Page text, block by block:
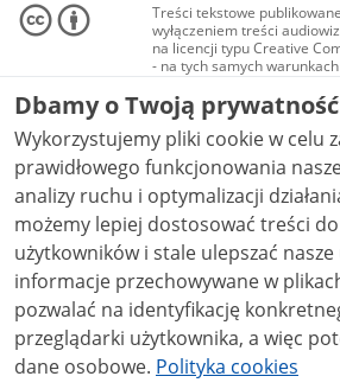
Treści tekstowe
wyłączeniem treści
na licencji typu Creative
- na tych samych warunkach
Materiały audiowizualne, w
audio i wideo, są
Creative Commons: uznanie
niekomercyjne - bez
NC-ND 4.0), o ile nie jest to
Dbamy o Twoją prywatność
Wykorzystujemy pliki cookie w celu
prawidłowego funkcjonowania
analizy ruchu i optymalizacji działania
możemy lepiej dostosować treści
użytkowników i stale ulepszać nasze usługi.
informacje przechowywane w
pozwalać na identyfikację
przeglądarki użytkownika, a więc
dane osobowe. Polityka cookies